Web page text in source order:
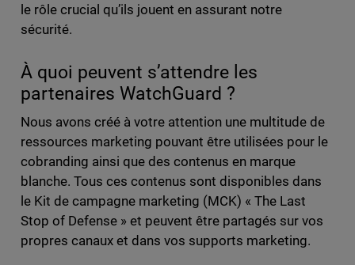
le rôle crucial qu’ils jouent en assurant notre
sécurité.
À quoi peuvent s’attendre les
partenaires WatchGuard ?
Nous avons créé à votre attention une multitude de
ressources marketing pouvant être utilisées pour le
cobranding ainsi que des contenus en marque
blanche. Tous ces contenus sont disponibles dans
le Kit de campagne marketing (MCK) « The Last
Stop of Defense » et peuvent être partagés sur vos
propres canaux et dans vos supports marketing.